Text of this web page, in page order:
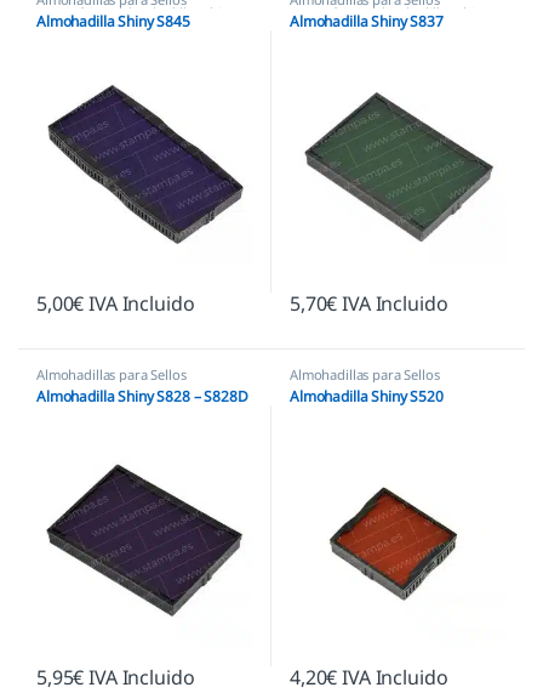
Automáticos ,Almohadillas Shiny
Almohadilla Shiny S845
5,00€IVA Incluido
Automáticos ,Almohadillas Shiny
Almohadilla Shiny S837
5,70€IVA Incluido
Almohadillas para Sellos
Automáticos ,Almohadillas Shiny
Almohadilla Shiny S828 – S828D
5,95€IVA Incluido
Almohadillas para Sellos
Automáticos ,Almohadillas Shiny
Almohadilla Shiny S520
4,20€IVA Incluido